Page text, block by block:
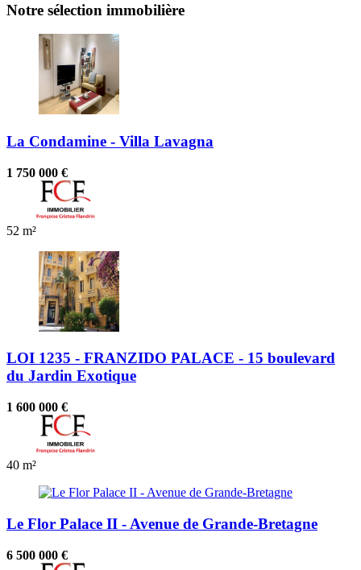
Notre sélection immobilière
La Condamine - Villa Lavagna
1 750 000 €
52 m²
LOI 1235 - FRANZIDO PALACE - 15 boulevard
du Jardin Exotique
1 600 000 €
40 m²
Le Flor Palace II - Avenue de Grande-Bretagne
6 500 000 €